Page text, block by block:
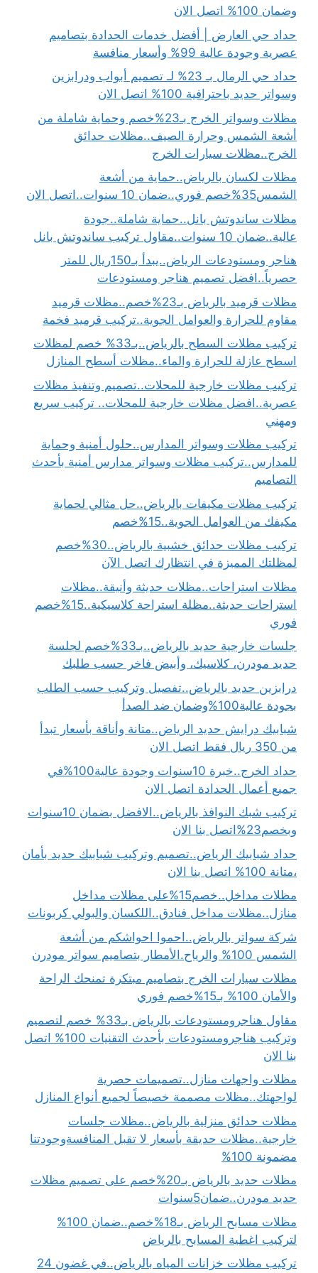
وضمان 100% اتصل الان
حداد حي العارض | أفضل خدمات الحدادة بتصاميم
عصرية وجودة عالية 99% وأسعار منافسة
حداد حي الرمال بـ 23% لـ تصميم أبواب ودرابزين
وسواتر حديد باحترافية 100% اتصل الان
مظلات وسواتر الخرج بـ23%خصم وحماية شاملة من
أشعة الشمس وحرارة الصيف..مظلات حدائق
الخرج..مظلات سيارات الخرج
مظلات لكسان بالرياض..حماية من أشعة
الشمس35%خصم فوري..ضمان 10 سنوات..اتصل الان
مظلات ساندوتش بانل..حماية شاملة..جودة
عالية..ضمان 10 سنوات..مقاول تركيب ساندوتش بانل
هناجر ومستودعات الرياض..يبدأ بـ150ريال للمتر
حصرياً..افضل تصميم هناجر ومستودعات
مظلات قرميد بالرياض بـ23%خصم..مظلات قرميد
مقاوم للحرارة والعوامل الجوية..تركيب قرميد فخمة
تركيب مظلات السطح بالرياض..بـ33% خصم لمظلات
اسطح عازلة للحرارة والماء..مظلات أسطح المنازل
تركيب مظلات خارجية للمحلات..تصميم وتنفيذ مظلات
عصرية..افضل مظلات خارجية للمحلات.. تركيب سريع
ومهني
تركيب مظلات وسواتر المدارس..حلول أمنية وحماية
للمدارس..تركيب مظلات وسواتر مدارس أمنية بأحدث
التصاميم
تركيب مظلات مكيفات بالرياض..حل مثالي لحماية
مكيفك من العوامل الجوية..15%خصم
تركيب مظلات حدائق خشبية بالرياض..30%خصم
لمظلتك المميزة في انتظارك اتصل الآن
مظلات استراحات..مظلات حديثة وأنيقة..مظلات
استراحات حديثة..مظلة استراحة كلاسيكية..15%خصم
فوري
جلسات خارجية حديد بالرياض..بـ33%خصم لجلسة
حديد مودرن، كلاسيك، وأبيض فاخر حسب طلبك
درابزين حديد بالرياض..تفصيل وتركيب حسب الطلب
بجودة عالية100%وضمان ضد الصدأ
شبابيك درايش حديد الرياض..متانة وأناقة بأسعار تبدأ
من 350 ريال فقط اتصل الان
حداد الخرج..خبرة 10سنوات وجودة عالية100%في
جميع أعمال الحدادة اتصل الان
تركيب شبك النوافذ بالرياض..الافضل بضمان 10سنوات
وبخصم23%اتصل بنا الان
حداد شبابيك الرياض..تصميم وتركيب شبابيك حديد بأمان
،متانة 100% اتصل بنا الان
مظلات مداخل..خصم15%على مظلات مداخل
منازل..مظلات مداخل فنادق..اللكسان والبولي كربونات
شركة سواتر بالرياض..احموا احواشكم من أشعة
الشمس 100% والرياح.الأمطار بتصاميم سواتر مودرن
مظلات سيارات الخرج بتصاميم مبتكرة تمنحك الراحة
والأمان 100% بـ15%خصم فوري
مقاول هناجرومستودعات بالرياض بـ33% خصم لتصميم
وتركيب هناجرومستودعات بأحدث التقنيات 100% اتصل
بنا الان
مظلات واجهات منازل..تصميمات حصرية
لواجهتك..مظلات مصممة خصيصاً لجميع أنواع المنازل
مظلات حدائق منزلية بالرياض..مظلات جلسات
خارجية..مظلات حديقة بأسعار لا تقبل المنافسةوجودتنا
مضمونة 100%
مظلات حديد بالرياض بـ20%خصم على تصميم مظلات
حديد مودرن..ضمان5سنوات
مظلات مسابح الرياض بـ18%خصم..ضمان 100%
لتركيب اغطية المسابح بالرياض
تركيب مظلات خزانات المياه بالرياض..في غضون 24